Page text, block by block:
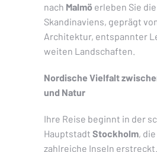
nach Malmö erleben Sie
Skandinaviens, geprägt
Architektur, entspannter
weiten Landschaften.
Nordische Vielfalt
und Natur
Ihre Reise beginnt in der
Hauptstadt Stockholm,
zahlreiche Inseln